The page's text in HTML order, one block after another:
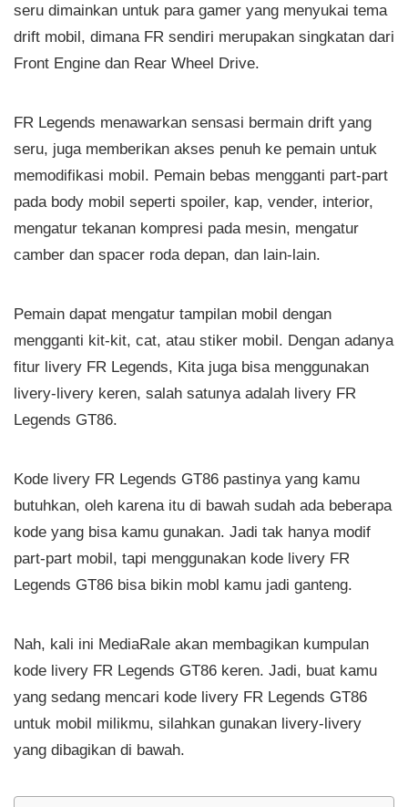
seru dimainkan untuk para gamer yang menyukai tema
drift mobil, dimana FR sendiri merupakan singkatan dari
Front Engine dan Rear Wheel Drive.
FR Legends menawarkan sensasi bermain drift yang
seru, juga memberikan akses penuh ke pemain untuk
memodifikasi mobil. Pemain bebas mengganti part-part
pada body mobil seperti spoiler, kap, vender, interior,
mengatur tekanan kompresi pada mesin, mengatur
camber dan spacer roda depan, dan lain-lain.
Pemain dapat mengatur tampilan mobil dengan
mengganti kit-kit, cat, atau stiker mobil. Dengan adanya
fitur livery FR Legends, Kita juga bisa menggunakan
livery-livery keren, salah satunya adalah livery FR
Legends GT86.
Kode livery FR Legends GT86 pastinya yang kamu
butuhkan, oleh karena itu di bawah sudah ada beberapa
kode yang bisa kamu gunakan. Jadi tak hanya modif
part-part mobil, tapi menggunakan kode livery FR
Legends GT86 bisa bikin mobl kamu jadi ganteng.
Nah, kali ini MediaRale akan membagikan kumpulan
kode livery FR Legends GT86 keren. Jadi, buat kamu
yang sedang mencari kode livery FR Legends GT86
untuk mobil milikmu, silahkan gunakan livery-livery
yang dibagikan di bawah.